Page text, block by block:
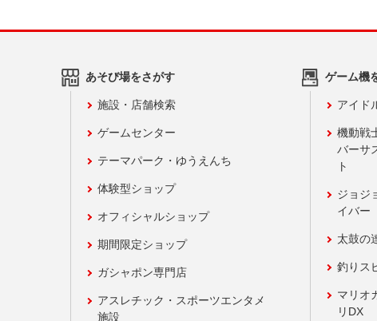
あそび場をさがす
施設・店舗検索
ゲームセンター
テーマパーク・ゆうえんち
体験型ショップ
オフィシャルショップ
期間限定ショップ
ガシャポン専門店
アスレチック・スポーツエンタメ
施設
ゲーム機
アイド
機動戦
バーサ
ト
ジョジ
イバー
太鼓の
釣りス
マリオ
リDX